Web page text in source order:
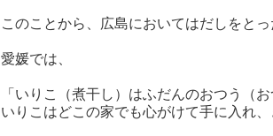
このことから、広島においてはだしをと
愛媛では、
「いりこ（煮干し）はふだんのおつう（
いりこはどこの家でも心がけて手に入れ、